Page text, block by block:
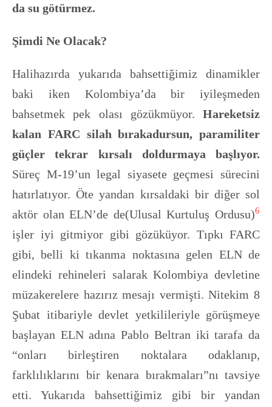
da su götürmez.
Şimdi Ne Olacak?
Halihazırda yukarıda bahsettiğimiz dinamikler
baki iken Kolombiya’da bir iyileşmeden
bahsetmek pek olası gözükmüyor. Hareketsiz
kalan FARC silah bırakadursun, paramiliter
güçler tekrar kırsalı doldurmaya başlıyor.
Süreç M-19’un legal siyasete geçmesi sürecini
hatırlatıyor. Öte yandan kırsaldaki bir diğer sol
aktör olan ELN’de de(Ulusal Kurtuluş Ordusu)6
işler iyi gitmiyor gibi gözüküyor. Tıpkı FARC
gibi, belli ki tıkanma noktasına gelen ELN de
elindeki rehineleri salarak Kolombiya devletine
müzakerelere hazırız mesajı vermişti. Nitekim 8
Şubat itibariyle devlet yetkilileriyle görüşmeye
başlayan ELN adına Pablo Beltran iki tarafa da
“onları birleştiren noktalara odaklanıp,
farklılıklarını bir kenara bırakmaları”nı tavsiye
etti. Yukarıda bahsettiğimiz gibi bir yandan